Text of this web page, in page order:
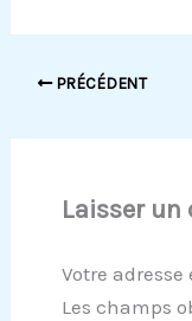
PRÉCÉDENT
Laisser
Votre
Les champs